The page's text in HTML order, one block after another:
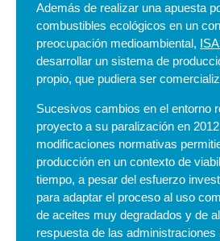
Además de realizar una apuesta
combustibles ecológicos en un
preocupación medioambiental,
desarrollar un sistema de
propio, que pudiera ser
Sucesivos cambios en el entorno
proyecto a su paralización en
modificaciones normativas
producción en un contexto de
tiempo, a pesar del esfuerzo
para adaptar el proceso al uso
de aceites muy degradados y de
respuesta de las